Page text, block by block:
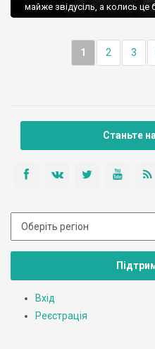
майже звідусіль, а колись це
1 2 3
Станьте
Вхід
Реєстрація